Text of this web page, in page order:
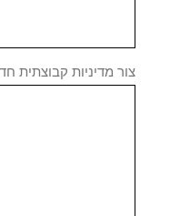
מדיניות קבוצתית חדשה.